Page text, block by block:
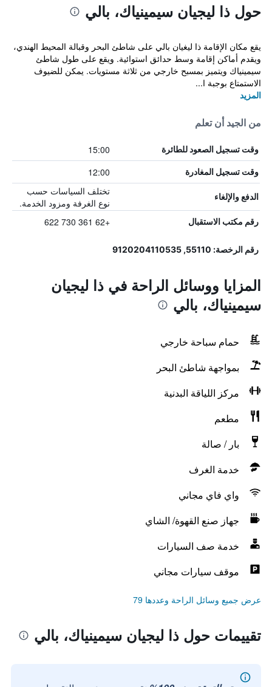
حول ذا ليجيان سيمينياك، بالي
يقع مكان الإقامة ذا ليغيان بالي على شاطئ البحر وقبالة المحيط الهندي،
ويقدم أماكن إقامة وسط حدائق استوائية. ويقع على طول شاطئ
سيمينياك ويتميز بمسبح خارجي من ثلاثة مستويات. يمكن للضيوف
الاستمتاع بوجبة ا...
المزيد
من الجيد أن تعلم
وقت تسجيل الصعود للطائرة 15:00
وقت تسجيل المغادرة 12:00
الدفع والإلغاء
تختلف السياسات حسب
نوع الغرفة ومزود الخدمة.
رقم مكتب الاستقبال +62 361 730 622
رقم الرخصة: 55110, 9120204110535
المزايا ووسائل الراحة في ذا ليجيان
سيمينياك، بالي
حمام سباحة خارجي
بمواجهة شاطئ البحر
مركز اللياقة البدنية
مطعم
بار / صالة
خدمة الغرف
واي فاي مجاني
جهاز صنع القهوة/ الشاي
خدمة صف السيارات
موقف سيارات مجاني
عرض جميع وسائل الراحة وعددها 79
تقييمات حول ذا ليجيان سيمينياك، بالي